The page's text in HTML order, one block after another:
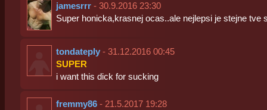
jamesrrr- 30.9.2016 23:30
Super honicka,krasnej ocas..ale nejlepsi je stejne tve
tondateply- 31.12.2016 00:45
SUPER
i want this dick for sucking
fremmy86- 21.5.2017 19:28